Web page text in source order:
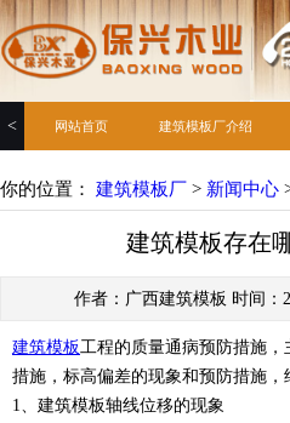
< 网站首页 建筑模板厂介绍
你的位置： 建筑模板厂 > 新闻中心
建筑模板存在
作者：广西建筑模板 时间：
建筑模板工程的质量通病预防措施
措施，标高偏差的现象和预防措施，
1、建筑模板轴线位移的现象